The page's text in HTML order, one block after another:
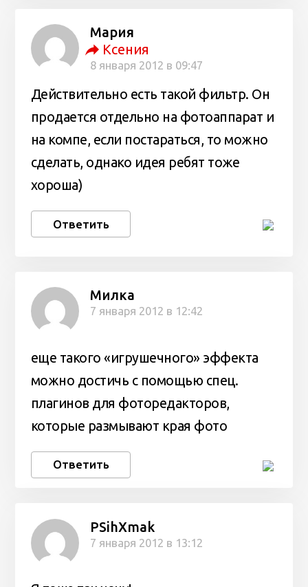
Мария
Ксения
8 января 2012 в 09:47
Действительно есть такой фильтр. Он
продается отдельно на фотоаппарат и
на компе, если постараться, то можно
сделать, однако идея ребят тоже
хороша)
Ответить
Милка
7 января 2012 в 12:42
еще такого «игрушечного» эффекта
можно достичь с помощью спец.
плагинов для фоторедакторов,
которые размывают края фото
Ответить
PSihXmak
7 января 2012 в 13:12